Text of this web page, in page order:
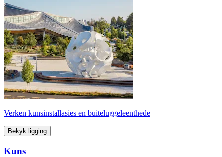
Verken kunsinstallasies en buiteluggeleenthede
Bekyk ligging
Kuns